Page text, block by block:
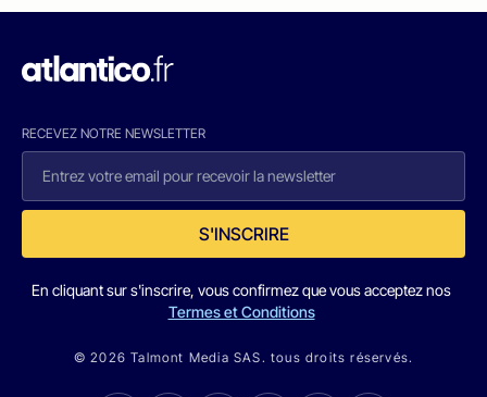
RECEVEZ NOTRE NEWSLETTER
S'INSCRIRE
En cliquant sur s'inscrire, vous confirmez que vous acceptez nos
Termes et Conditions
© 2026 Talmont Media SAS. tous droits réservés.